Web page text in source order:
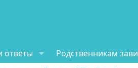
ответы Родственникам